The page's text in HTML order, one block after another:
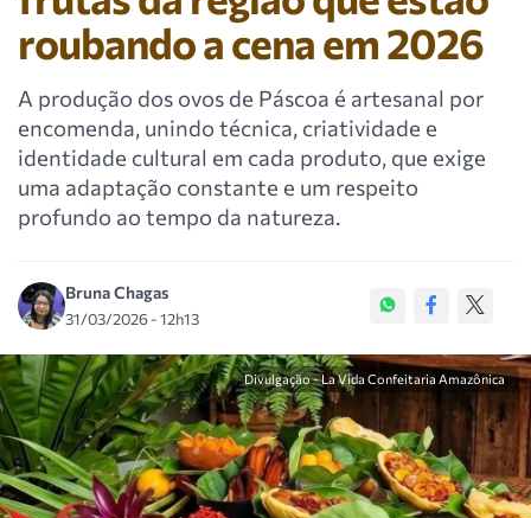
roubando a cena em 2026
A produção dos ovos de Páscoa é artesanal por
encomenda, unindo técnica, criatividade e
identidade cultural em cada produto, que exige
uma adaptação constante e um respeito
profundo ao tempo da natureza.
Bruna Chagas
31/03/2026 - 12h13
Divulgação - La Vida Confeitaria Amazônica